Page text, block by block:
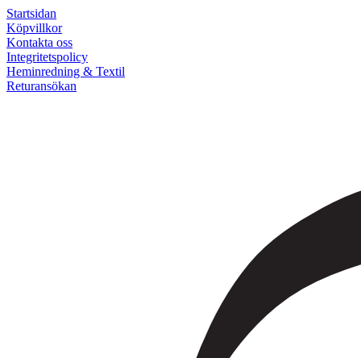
Startsidan
Köpvillkor
Kontakta oss
Integritetspolicy
Heminredning & Textil
Returansökan